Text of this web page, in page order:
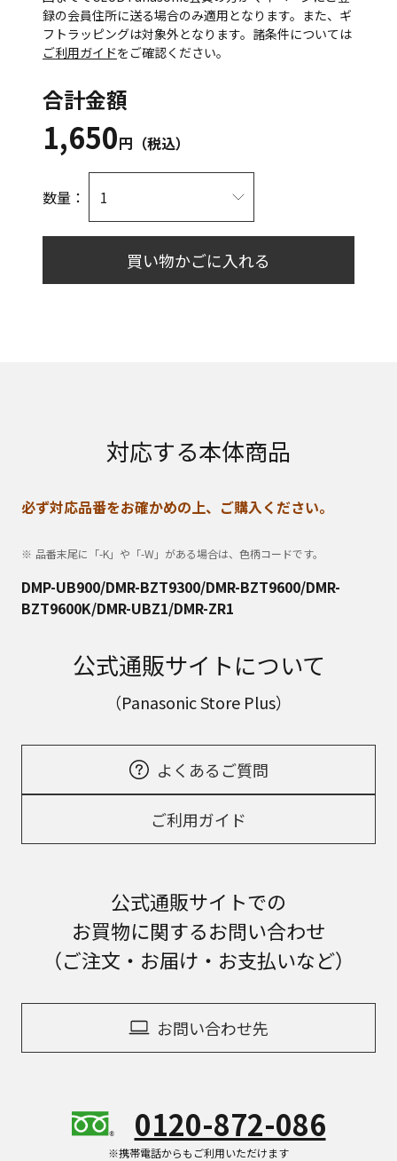
録の会員住所に送る場合のみ適用となります。また、ギ
フトラッピングは対象外となります。諸条件については
ご利用ガイドをご確認ください。
合計金額
1,650円（税込）
数量：
買い物かごに入れる
対応する本体商品
必ず対応品番をお確かめの上、ご購入ください。
品番末尾に「-K」や「-W」がある場合は、色柄コードです。
DMP-UB900/DMR-BZT9300/DMR-BZT9600/DMR-
BZT9600K/DMR-UBZ1/DMR-ZR1
公式通販サイトについて
（Panasonic Store Plus）
よくあるご質問
ご利用ガイド
公式通販サイトでの
お買物に関するお問い合わせ
（ご注文・お届け・お支払いなど）
お問い合わせ先
0120-872-086
※携帯電話からもご利用いただけます